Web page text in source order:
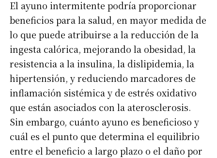
El ayuno intermitente podría proporcionar
beneficios para la salud, en mayor medida de
lo que puede atribuirse a la reducción de la
ingesta calórica, mejorando la obesidad, la
resistencia a la insulina, la dislipidemia, la
hipertensión, y reduciendo marcadores de
inflamación sistémica y de estrés oxidativo
que están asociados con la aterosclerosis.
Sin embargo, cuánto ayuno es beneficioso y
cuál es el punto que determina el equilibrio
entre el beneficio a largo plazo o el daño por